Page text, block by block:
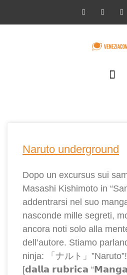
Naruto underground
Dopo un excursus sui
Masashi Kishimoto in
addentrarsi nel suo
nasconde mille segreti,
ancora noti solo alla
dell’autore. Stiamo
ninja: 「ナルト」
[𝗱𝗮𝗹𝗹𝗮 𝗿𝘂𝗯𝗿𝗶𝗰𝗮